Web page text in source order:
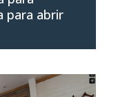
para abrir